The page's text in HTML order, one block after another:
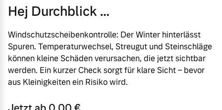
Hej Durchblick …
Windschutzscheibenkontrolle: Der Winter hinterlässt
Spuren. Temperaturwechsel, Streugut und Steinschläge
können kleine Schäden verursachen, die jetzt sichtbar
werden. Ein kurzer Check sorgt für klare Sicht – bevor
aus Kleinigkeiten ein Risiko wird.